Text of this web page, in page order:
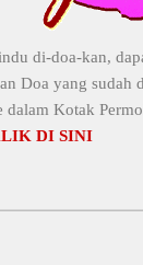
di-doa-kan,
Doa yang sudah
dalam Kotak
DI SINI